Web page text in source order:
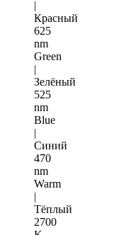
|
Красный
625
nm
Green
|
Зелёный
525
nm
Blue
|
Синий
470
nm
Warm
|
Тёплый
2700